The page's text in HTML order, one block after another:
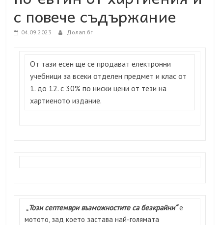
с повече съдържание
04.09.2023 Долап.бг
От тази есен ще се продават електронни
учебници за всеки отделен предмет и клас от
1. до 12. с 30% по ниски цени от тези на
хартиеното издание.
„Този септември възможностите са безкрайни“е
мотото, зад което застава най-голямата